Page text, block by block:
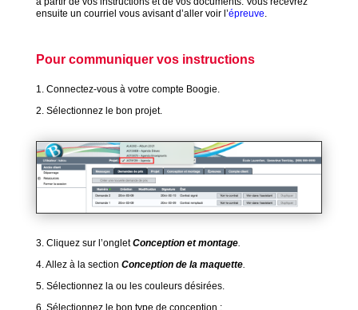
ensuite un courriel vous avisant d’aller voir l’épreuve.
Pour communiquer vos instructions
1. Connectez-vous à votre compte Boogie.
2. Sélectionnez le bon projet.
3. Cliquez sur l’ongletConception et montage.
4. Allez à la section Conception de la maquette.
5. Sélectionnez la ou les couleurs désirées.
6. Sélectionnez le bon type de conception :